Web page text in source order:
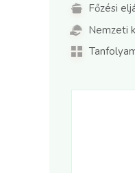
Főzési
Nemzeti